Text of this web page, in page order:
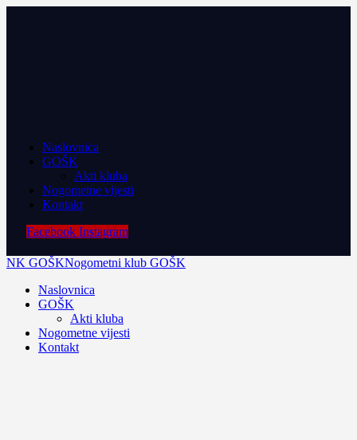
Naslovnica
GOŠK
Akti kluba
Nogometne vijesti
Kontakt
Facebook Instagram
NK GOŠKNogometni klub GOŠK
Naslovnica
GOŠK
Akti kluba
Nogometne vijesti
Kontakt